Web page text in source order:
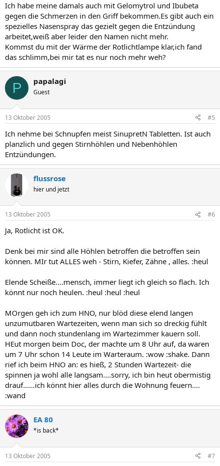
Ich habe meine damals auch mit Gelomytrol und Ibubeta
gegen die Schmerzen in den Griff bekommen.Es gibt auch ein
spezielles Nasenspray das gezielt gegen die Entzündung
arbeitet,weiß aber leider den Namen nicht mehr.
Kommst du mit der Wärme der Rotlichtlampe klar,ich fand
das schlimm,bei mir tat es nur noch mehr weh?
P papalagi
Guest
13 Oktober 2005 #5
Ich nehme bei Schnupfen meist SinupretN Tabletten. Ist auch
planzlich und gegen Stirnhöhlen und Nebenhöhlen
Entzündungen.
flussrose
hier und jetzt
13 Oktober 2005 #6
Ja, Rotlicht ist OK.
Denk bei mir sind alle Höhlen betroffen die betroffen sein
können. MIr tut ALLES weh - Stirn, Kiefer, Zähne , alles. :heul
Elende Scheiße....mensch, immer liegt ich gleich so flach. Ich
könnt nur noch heulen. :heul :heul :heul
MOrgen geh ich zum HNO, nur blöd diese elend langen
unzumutbaren Wartezeiten, wenn man sich so dreckig fühlt
und dann noch stundenlang im Wartezimmer kauern soll.
HEut morgen beim Doc, der machte um 8 Uhr auf, da waren
um 7 Uhr schon 14 Leute im Warteraum. :wow :shake. Dann
rief ich beim HNO an: es hieß, 2 Stunden Wartezeit- die
spinnen ja wohl alle langsam....sorry, ich bin heut obermistig
drauf......ich könnt hier alles durch die Wohnung feuern....
:wand
EA 80
*is back*
13 Oktober 2005 #7